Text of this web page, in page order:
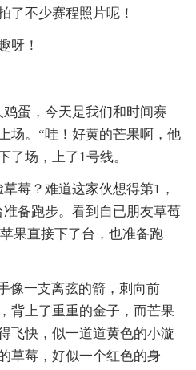
了不少赛程照片呢！
呀！
蛋，今天是我们和时间赛
场。“哇！好黄的芒果啊，他
了场，上了1号线。
莓？难道这家伙想得第1，
备跑步。看到自已朋友草莓
果直接下了台，也准备跑
像一支离弦的箭，刺向前
背上了重重的金子，而芒果
飞快，似一道道黄色的小漩
草莓，好似一个红色的身